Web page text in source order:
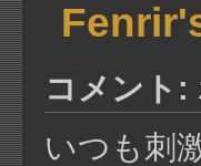
コメント:
いつも刺